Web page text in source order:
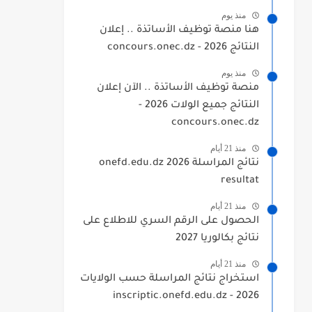
منذ يوم
هنا منصة توظيف الأساتذة .. إعلان
النتائج 2026 - concours.onec.dz
منذ يوم
منصة توظيف الأساتذة .. الآن إعلان
النتائج جميع الولات 2026 -
concours.onec.dz
منذ 21 أيام
نتائج المراسلة 2026 onefd.edu.dz
resultat
منذ 21 أيام
الحصول على الرقم السري للاطلاع على
نتائج بكالوريا 2027
منذ 21 أيام
استخراج نتائج المراسلة حسب الولايات
2026 - inscriptic.onefd.edu.dz